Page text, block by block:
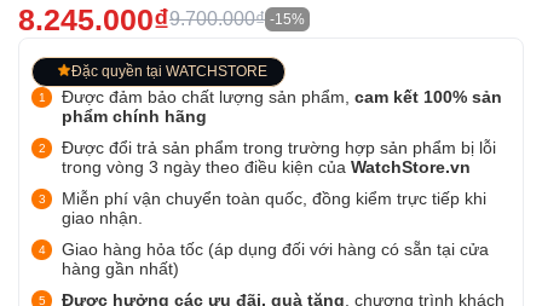
8.245.000₫9.700.000₫ -15%
Đặc quyền tại WATCHSTORE
Được đảm bảo chất lượng sản phẩm, cam kết 100% sản
phẩm chính hãng
Được đổi trả sản phẩm trong trường hợp sản phẩm bị lỗi
trong vòng 3 ngày theo điều kiện của WatchStore.vn
Miễn phí vận chuyển toàn quốc, đồng kiểm trực tiếp khi
giao nhận.
Giao hàng hỏa tốc (áp dụng đối với hàng có sẵn tại cửa
hàng gần nhất)
Được hưởng các ưu đãi, quà tặng , chương trình khách